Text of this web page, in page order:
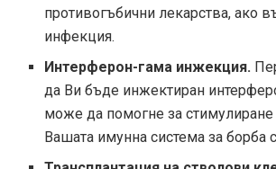
противогъбични лекарства, ако
инфекция.
Интерферон-гама инжекция.
да Ви бъде инжектиран
може да помогне за стимулиране
Вашата имунна система за борба